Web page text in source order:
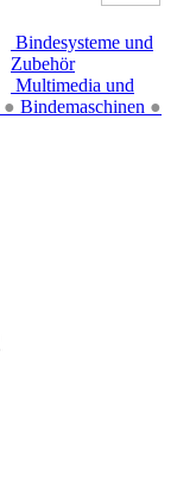
Bindesysteme und
Zubehör
● Bindemaschinen ●
Multimedia und